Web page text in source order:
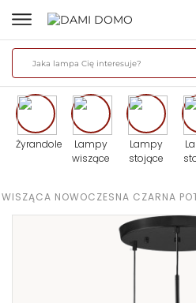
Żyrandole
Lampy
wiszące
Lampy
stojące
NOWOCZESNA CZARNA